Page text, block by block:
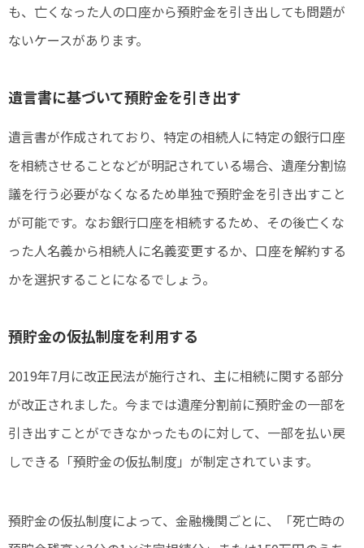
も、亡くなった人の口座から預貯金を引き出しても問題が
ないケースがあります。
遺言書に基づいて預貯金を引き出す
遺言書が作成されており、特定の相続人に特定の銀行口座
を相続させることなどが明記されている場合、遺産分割協
議を行う必要がなくなるため単独で預貯金を引き出すこと
が可能です。なお銀行口座を相続するため、その後亡くな
った人名義から相続人に名義変更するか、口座を解約する
かを選択することになるでしょう。
預貯金の仮払制度を利用する
2019年7月に改正民法が施行され、主に相続に関する部分
が改正されました。今までは遺産分割前に預貯金の一部を
引き出すことができなかったものに対して、一部を払い戻
しできる「預貯金の仮払制度」が制定されています。
預貯金の仮払制度によって、金融機関ごとに、「死亡時の